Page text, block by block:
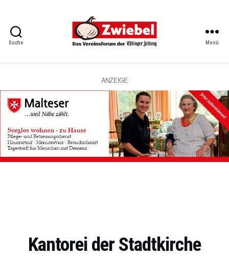
Suche
Vereinsforum
Eßlinger
Zeitung
Menü
ANZEIGE
Kantorei der Stadtkirche